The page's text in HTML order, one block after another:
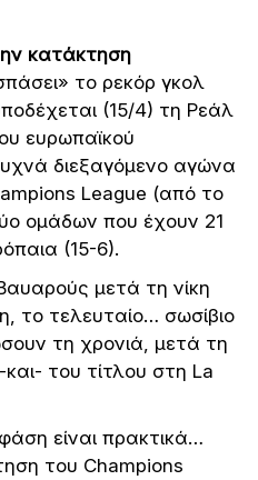
κατάκτηση
το ρεκόρ γκολ
(15/4) τη Ρεάλ
ευρωπαϊκού
διεξαγόμενο αγώνα
League (από το
ομάδων που έχουν 21
(15-6).
μετά τη νίκη
το τελευταίο… σωσίβιο
τη χρονιά, μετά τη
του τίτλου στη La
είναι πρακτικά…
του Champions